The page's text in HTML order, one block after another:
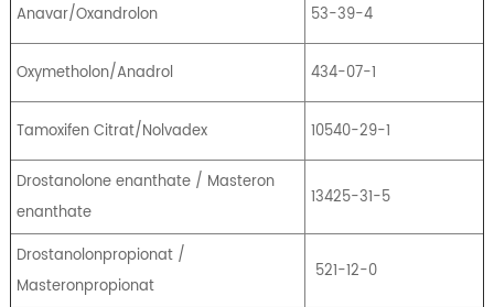
Anavar/Oxandrolon 53-39-4
Oxymetholon/Anadrol 434-07-1
Tamoxifen Citrat/Nolvadex 10540-29-1
Drostanolone enanthate / Masteron
enanthate
13425-31-5
Drostanolonpropionat /
Masteronpropionat
521-12-0